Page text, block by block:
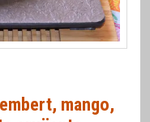
mango,